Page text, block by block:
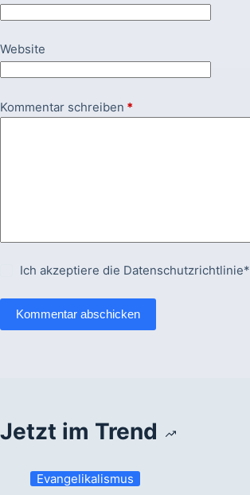
Website
Kommentar schreiben *
Ich akzeptiere die Datenschutzrichtlinie*
Kommentar abschicken
Jetzt im Trend
Evangelikalismus